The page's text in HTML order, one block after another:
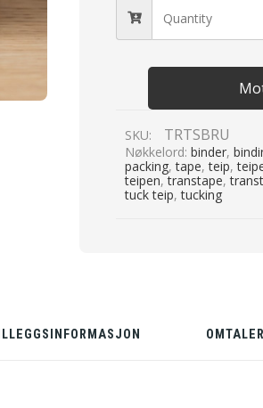
SKU: TRTSBRU
Nøkkelord:binder,
packing,tape,teip,
teipen,transtape,
tuck teip,tucking